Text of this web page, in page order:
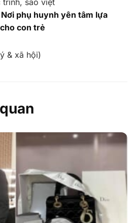
phụ huynh yên tâm lựa
con trẻ
& xã hội)